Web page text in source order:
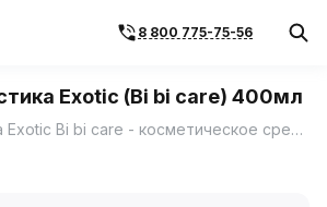
8 800 775-75-56
Exotic (Bi bi care) 400мл
Полироль пластика Exotic Bi bi care - косметическое средство для полировки пластиковых элементов интерьера автомобиля.